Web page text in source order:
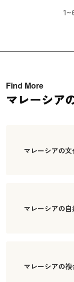
Find More
マレーシア
マレーシアの文
マレーシアの自
マレーシアの複